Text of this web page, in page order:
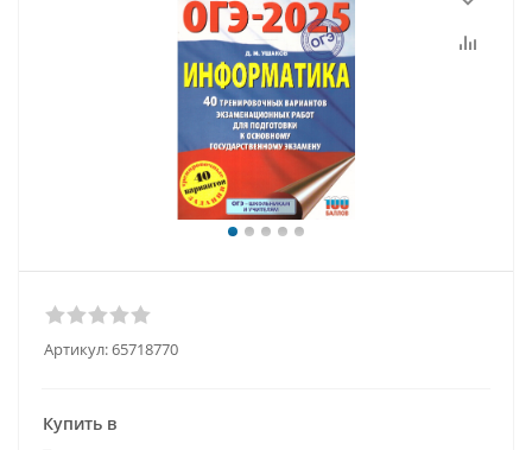
Артикул:65718770
Купить в